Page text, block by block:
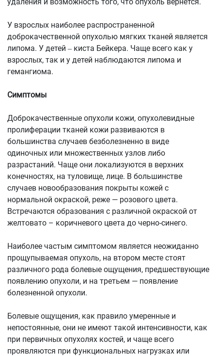
У взрослых наиболее распространенной
доброкачественной опухолью мягких тканей является
липома. У детей ‒ киста Бейкера. Чаще всего как у
взрослых, так и у детей наблюдаются липома и
гемангиома.
Симптомы
Доброкачественные опухоли кожи, опухолевидные
пролиферации тканей кожи разви­ваются в
большинства случаев безболезненно в виде
одиночных или множественных узлов либо
разрастаний. Чаще они локали­зуются в верхних
конечностях, на туловище, лице. В большинстве
случаев новообразования покрыты кожей с
нормальной окраской, реже — розового цвета.
Встречаются образования с различной окраской от
желтовато – коричневого цвета до черно-синего.
Наиболее частым симптомом является неожиданно
прощупывае­мая опухоль, на втором месте стоят
различного рода болевые ощуще­ния, предшествующие
появлению опухоли, и на третьем — появление
болезненной опухоли.
Болевые ощущения, как правило умеренные и
непостоянные, они не имеют такой интенсивности, как
при первичных опухолях костей, и чаще всего
проявляются при функциональных нагрузках или